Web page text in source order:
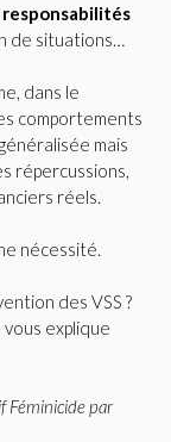
responsabilités
de situations…
dans le
comportements
mais
répercussions,
réels.
nécessité.
des VSS ?
explique
Féminicide par